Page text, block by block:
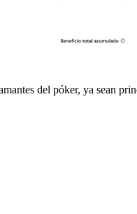
del póker, ya sean